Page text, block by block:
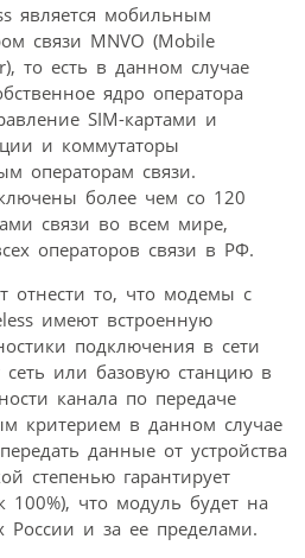
является мобильным
связи MNVO (Mobile
то есть в данном случае
ядро оператора
SIM-картами и
и коммутаторы
операторам связи.
более чем со 120
связи во всем мире,
операторов связи в РФ.
отнести то, что модемы с
имеют встроенную
подключения в сети
или базовую станцию в
канала по передаче
критерием в данном случае
данные от устройства
степенью гарантирует
100%), что модуль будет на
России и за ее пределами.